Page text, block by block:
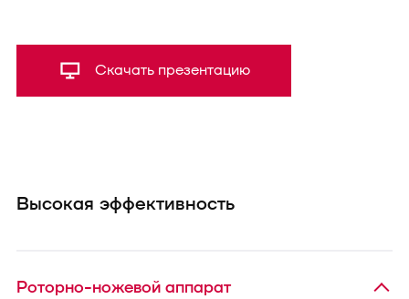
Скачать презентацию
Высокая эффективность
Роторно-ножевой аппарат